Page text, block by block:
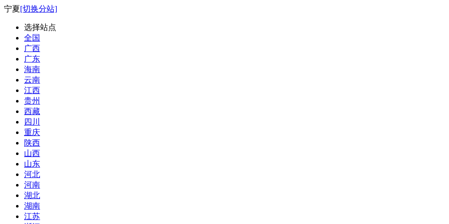
宁夏[切换分站]
选择站点
全国
广西
广东
海南
云南
江西
贵州
西藏
四川
重庆
陕西
山西
山东
河北
河南
湖北
湖南
江苏